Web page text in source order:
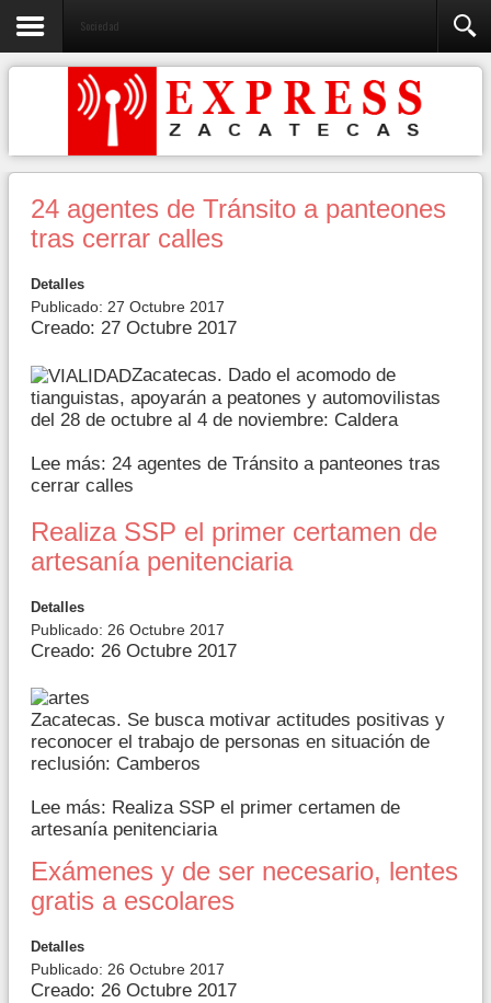
Sociedad
24 agentes de Tránsito a panteones
tras cerrar calles
Detalles
Publicado: 27 Octubre 2017
Creado: 27 Octubre 2017
Zacatecas. Dado el acomodo de
tianguistas, apoyarán a peatones y automovilistas
del 28 de octubre al 4 de noviembre: Caldera
Lee más: 24 agentes de Tránsito a panteones tras
cerrar calles
Realiza SSP el primer certamen de
artesanía penitenciaria
Detalles
Publicado: 26 Octubre 2017
Creado: 26 Octubre 2017
Zacatecas. Se busca motivar actitudes positivas y
reconocer el trabajo de personas en situación de
reclusión: Camberos
Lee más: Realiza SSP el primer certamen de
artesanía penitenciaria
Exámenes y de ser necesario, lentes
gratis a escolares
Detalles
Publicado: 26 Octubre 2017
Creado: 26 Octubre 2017